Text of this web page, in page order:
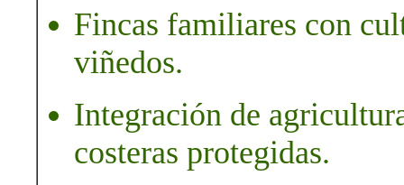
Fincas familiares con
viñedos.
Integración de
costeras protegidas.